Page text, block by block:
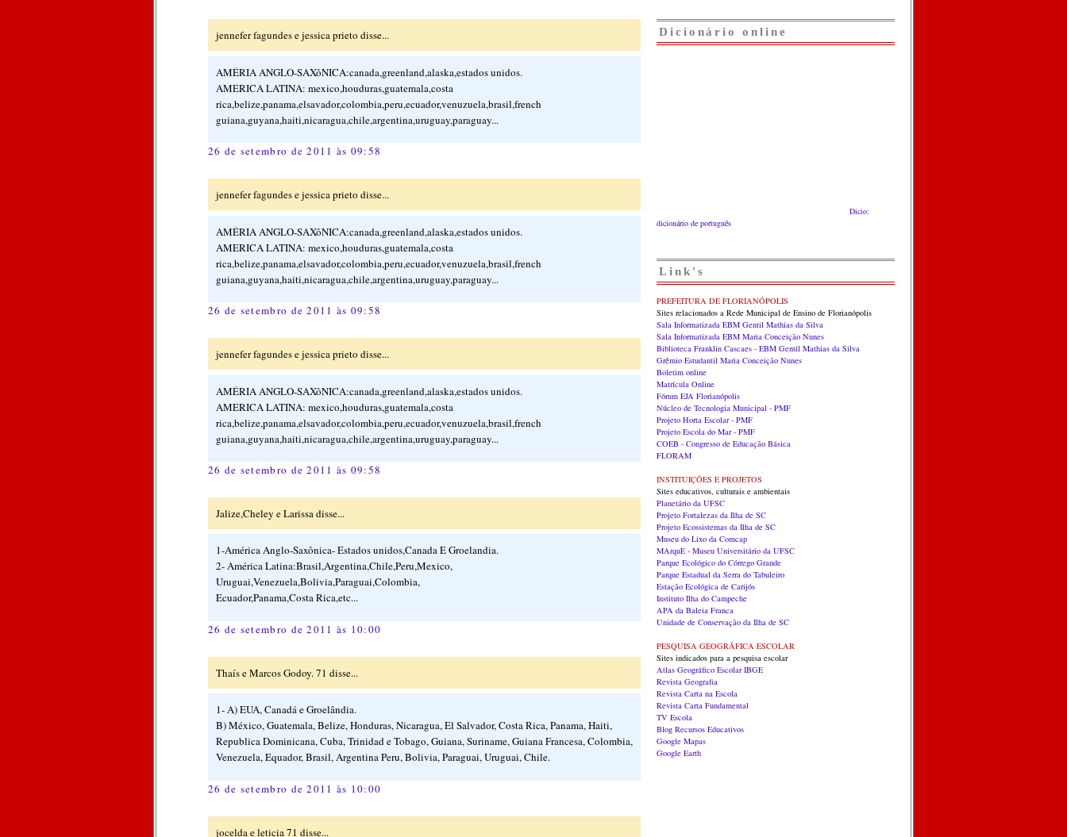
jennefer fagundes e jessica prieto disse...
AMÉRIA ANGLO-SAXôNICA:canada,greenland,alaska,estados unidos.
AMERICA LATINA: mexico,houduras,guatemala,costa
rica,belize,panama,elsavador,colombia,peru,ecuador,venuzuela,brasil,french
guiana,guyana,haiti,nicaragua,chile,argentina,uruguay,paraguay...
26 de setembro de 2011 às 09:58
jennefer fagundes e jessica prieto disse...
AMÉRIA ANGLO-SAXôNICA:canada,greenland,alaska,estados unidos.
AMERICA LATINA: mexico,houduras,guatemala,costa
rica,belize,panama,elsavador,colombia,peru,ecuador,venuzuela,brasil,french
guiana,guyana,haiti,nicaragua,chile,argentina,uruguay,paraguay...
26 de setembro de 2011 às 09:58
jennefer fagundes e jessica prieto disse...
AMÉRIA ANGLO-SAXôNICA:canada,greenland,alaska,estados unidos.
AMERICA LATINA: mexico,houduras,guatemala,costa
rica,belize,panama,elsavador,colombia,peru,ecuador,venuzuela,brasil,french
guiana,guyana,haiti,nicaragua,chile,argentina,uruguay,paraguay...
26 de setembro de 2011 às 09:58
Jalize,Cheley e Larissa disse...
1-América Anglo-Saxônica- Estados unidos,Canada E Groelandia.
2- América Latina:Brasil,Argentina,Chile,Peru,Mexico,
Uruguai,Venezuela,Bolivia,Paraguai,Colombia,
Ecuador,Panama,Costa Rica,etc...
26 de setembro de 2011 às 10:00
Thaís e Marcos Godoy. 71 disse...
1- A) EUA, Canadá e Groelândia.
B) México, Guatemala, Belize, Honduras, Nicaragua, El Salvador, Costa Rica, Panama, Haiti,
Republica Dominicana, Cuba, Trinidad e Tobago, Guiana, Suriname, Guiana Francesa, Colombia,
Venezuela, Equador, Brasil, Argentina Peru, Bolivia, Paraguai, Uruguai, Chile.
26 de setembro de 2011 às 10:00
jocelda e leticia 71 disse...
Dicionário online
Dicio:
dicionário de português
Link's
PREFEITURA DE FLORIANÓPOLIS
Sites relacionados a Rede Municipal de Ensino de Florianópolis
Sala Informatizada EBM Gentil Mathias da Silva
Sala Informatizada EBM Maria Conceição Nunes
Biblioteca Franklin Cascaes - EBM Gentil Mathias da Silva
Grêmio Estudantil Maria Conceição Nunes
Boletim online
Matrícula Online
Fórum EJA Florianópolis
Núcleo de Tecnologia Municipal - PMF
Projeto Horta Escolar - PMF
Projeto Escola do Mar - PMF
COEB - Congresso de Educação Básica
FLORAM
INSTITUIÇÕES E PROJETOS
Sites educativos, culturais e ambientais
Planetário da UFSC
Projeto Fortalezas da Ilha de SC
Projeto Ecossistemas da Ilha de SC
Museu do Lixo da Comcap
MArquE - Museu Universitário da UFSC
Parque Ecológico do Córrego Grande
Parque Estadual da Serra do Tabuleiro
Estação Ecológica de Carijós
Instituto Ilha do Campeche
APA da Baleia Franca
Unidade de Conservação da Ilha de SC
PESQUISA GEOGRÁFICA ESCOLAR
Sites indicados para a pesquisa escolar
Atlas Geográfico Escolar IBGE
Revista Geografia
Revista Carta na Escola
Revista Carta Fundamental
TV Escola
Blog Recursos Educativos
Google Mapas
Google Earth